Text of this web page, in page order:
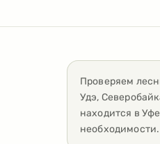
Проверяем
Удэ,
находится в
необходимости.